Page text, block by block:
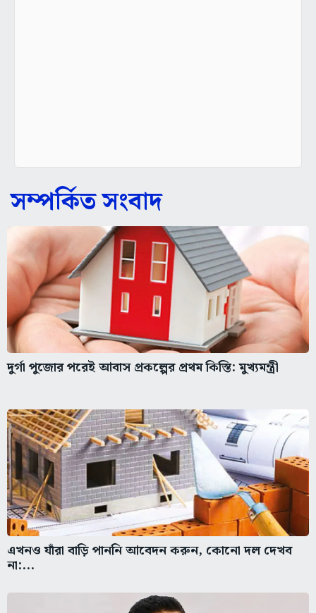
সম্পর্কিত সংবাদ
দুর্গা পুজোর পরেই আবাস প্রকল্পের প্রথম কিস্তি: মুখ্যমন্ত্রী
এখনও যাঁরা বাড়ি পাননি আবেদন করুন, কোনো দল দেখব
না:...